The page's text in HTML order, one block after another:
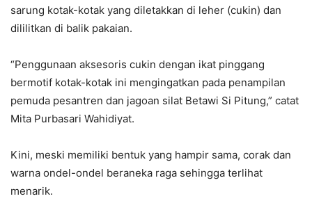
sarung kotak-kotak yang diletakkan di leher (cukin) dan
dililitkan di balik pakaian.
“Penggunaan aksesoris cukin dengan ikat pinggang
bermotif kotak-kotak ini mengingatkan pada penampilan
pemuda pesantren dan jagoan silat Betawi Si Pitung,” catat
Mita Purbasari Wahidiyat.
Kini, meski memiliki bentuk yang hampir sama, corak dan
warna ondel-ondel beraneka raga sehingga terlihat
menarik.